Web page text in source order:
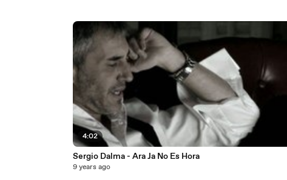
4:02
Sergio Dalma - Ara Ja No Es Hora
9 years ago